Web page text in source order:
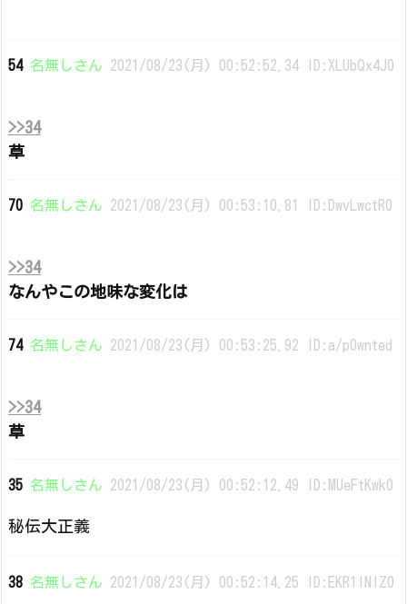
54 名無しさん 2021/08/23(月) 00:52:52.34 ID:XLUbQx4J0
>>34
草
70 名無しさん 2021/08/23(月) 00:53:10.81 ID:DwvLwctR0
>>34
なんやこの地味な変化は
74 名無しさん 2021/08/23(月) 00:53:25.92 ID:a/p0wnted
>>34
草
35 名無しさん 2021/08/23(月) 00:52:12.49 ID:MUeFtKwk0
秘伝大正義
38 名無しさん 2021/08/23(月) 00:52:14.25 ID:EKR1lNlZ0